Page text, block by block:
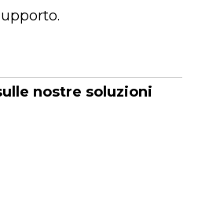
nostre soluzioni